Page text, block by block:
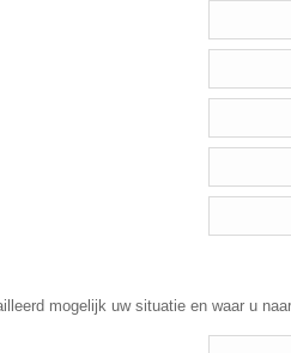
mogelijk uw situatie en waar u